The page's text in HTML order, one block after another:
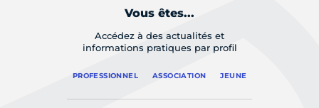
Vous êtes...
Accédez à des actualités et
informations pratiques par profil
PROFESSIONNEL ASSOCIATION JEUNE